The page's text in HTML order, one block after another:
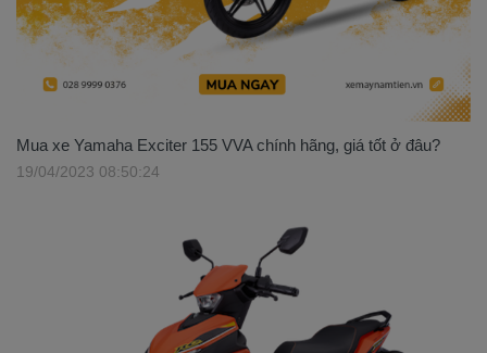
Mua xe Yamaha Exciter 155 VVA chính hãng, giá tốt ở đâu?
19/04/2023 08:50:24